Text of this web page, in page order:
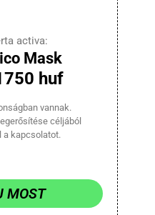
activa:
Mask
huf
vannak.
céljából
a kapcsolatot.
MOST